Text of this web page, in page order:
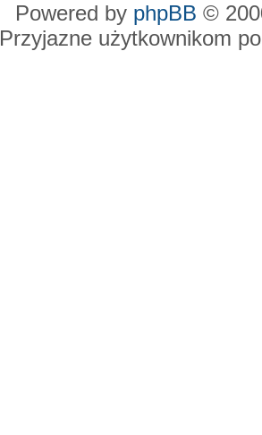
Powered by phpBB ©
Przyjazne użytkownikom